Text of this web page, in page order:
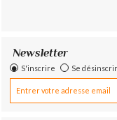
Newsletter
S'inscrire Se